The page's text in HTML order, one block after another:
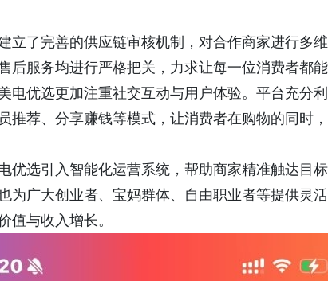
立了完善的供应链审核机制，对合作商家进行多
后服务均进行严格把关，力求让每一位消费者都能
电优选更加注重社交互动与用户体验。平台充分
推荐、分享赚钱等模式，让消费者在购物的同时
优选引入智能化运营系统，帮助商家精准触达目
为广大创业者、宝妈群体、自由职业者等提供灵
值与收入增长。